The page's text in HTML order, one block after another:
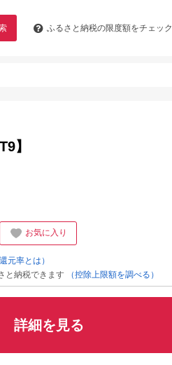
ふるさと納税の限度額をチェック
】
お気に入り
還元率とは）
と納税できます
（控除上限額を調べる）
詳細を見る